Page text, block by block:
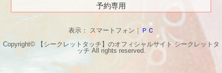
予約専用
表示： スマートフォン｜ ＰＣ
Copyright© 【シークレットタッチ】のオフィシャルサイト シークレットタ
ッチ All rights reserved.